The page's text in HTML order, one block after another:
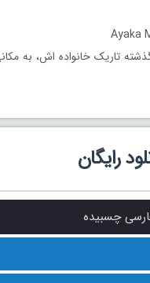
تاریک خانواده اش، به
رایگان
چسبیده